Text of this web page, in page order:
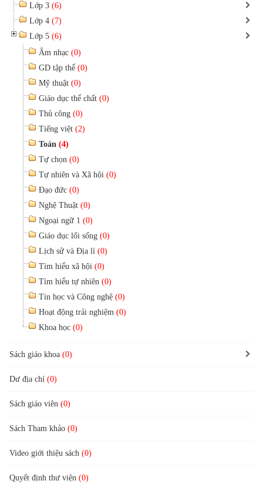
Lớp 3 (6)
Lớp 4 (7)
Lớp 5 (6)
Âm nhạc (0)
GD tập thể (0)
Mỹ thuật (0)
Giáo dục thể chất (0)
Thủ công (0)
Tiếng việt (2)
Toán (4)
Tự chọn (0)
Tự nhiên và Xã hội (0)
Đạo đức (0)
Nghệ Thuật (0)
Ngoại ngữ 1 (0)
Giáo dục lối sống (0)
Lịch sử và Địa lí (0)
Tìm hiểu xã hội (0)
Tìm hiểu tự nhiên (0)
Tin học và Công nghệ (0)
Hoạt động trải nghiệm (0)
Khoa học (0)
Sách giáo khoa (0)
Dư địa chí (0)
Sách giáo viên (0)
Sách Tham khảo (0)
Video giới thiệu sách (0)
Quyết định thư viện (0)